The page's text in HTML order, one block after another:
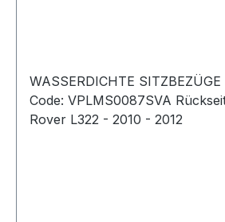
WASSERDICHTE SITZBEZÜGE
Code: VPLMS0087SVA Rückseite
Rover L322 - 2010 - 2012